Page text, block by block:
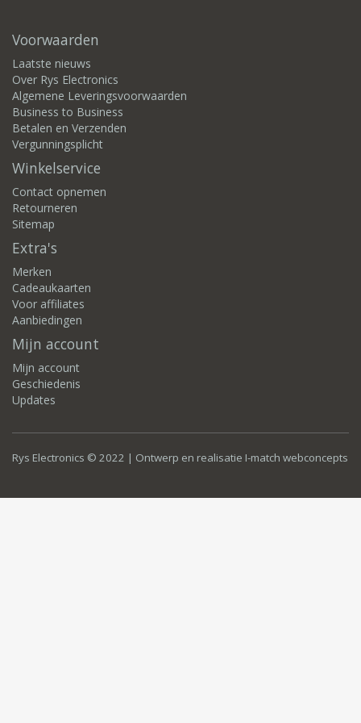
Voorwaarden
Laatste nieuws
Over Rys Electronics
Algemene Leveringsvoorwaarden
Business to Business
Betalen en Verzenden
Vergunningsplicht
Winkelservice
Contact opnemen
Retourneren
Sitemap
Extra's
Merken
Cadeaukaarten
Voor affiliates
Aanbiedingen
Mijn account
Mijn account
Geschiedenis
Updates
Rys Electronics © 2022 | Ontwerp en realisatie I-match webconcepts